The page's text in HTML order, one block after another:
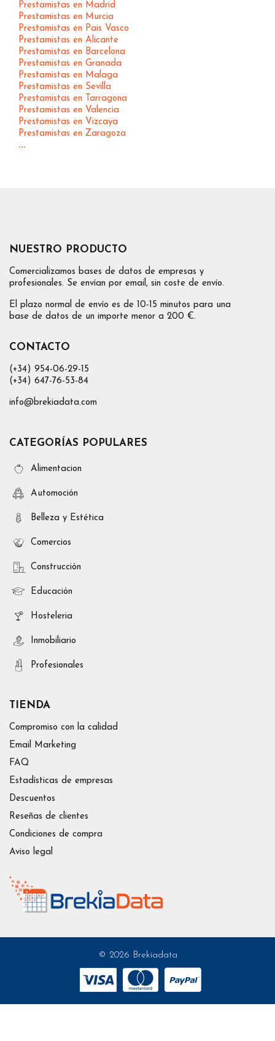
Prestamistas en Madrid
Prestamistas en Murcia
Prestamistas en Pais Vasco
Prestamistas en Alicante
Prestamistas en Barcelona
Prestamistas en Granada
Prestamistas en Malaga
Prestamistas en Sevilla
Prestamistas en Tarragona
Prestamistas en Valencia
Prestamistas en Vizcaya
Prestamistas en Zaragoza
...
NUESTRO PRODUCTO
Comercializamos bases de datos de empresas y
profesionales. Se envían por email, sin coste de envío.
El plazo normal de envío es de 10-15 minutos para una
base de datos de un importe menor a 200 €.
CONTACTO
(+34) 954-06-29-15
(+34) 647-76-53-84
info@brekiadata.com
CATEGORÍAS POPULARES
Alimentacion
Automoción
Belleza y Estética
Comercios
Construcción
Educación
Hosteleria
Inmobiliario
Profesionales
TIENDA
Compromiso con la calidad
Email Marketing
FAQ
Estadísticas de empresas
Descuentos
Reseñas de clientes
Condiciones de compra
Aviso legal
© 2026 Brekiadata